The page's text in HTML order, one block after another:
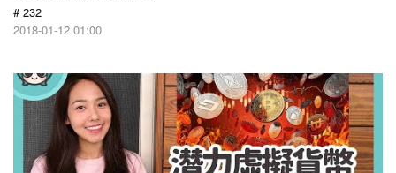
# 232
2018-01-12 01:00